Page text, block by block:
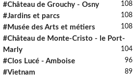
#Château de Grouchy - Osny 108
#Jardins et parcs 108
#Musée des Arts et métiers 108
#Château de Monte-Cristo - le Port-
Marly
104
#Clos Lucé - Amboise 96
#Vietnam 89